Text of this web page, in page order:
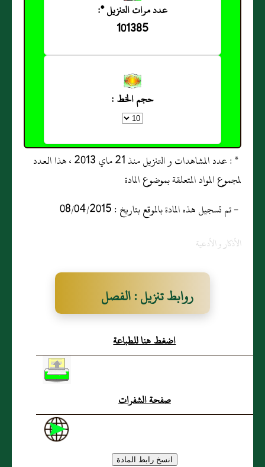
عدد مرات التنزيل *:
101385
حجم الخط :
* : عدد المشاهدات و التنزيل منذ 21 ماي 2013 ، هذا العدد
لمجموع المواد المتعلقة بموضوع المادة
- تم تسجيل هذه المادة بالموقع بتاريخ : 08/04/2015
الأذكار و الأدعية
روابط تنزيل : الفصل
الثامن في فضل العبادة
بالليل
اضغط هنا للطباعة
صفحة الشفرات